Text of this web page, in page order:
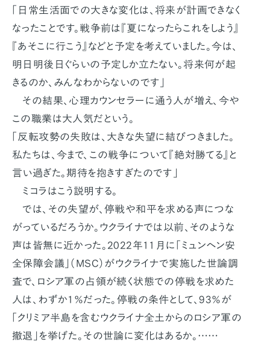
「日常生活面での大きな変化は、将来が計画できなく
なったことです。戦争前は『夏になったらこれをしよう』
『あそこに行こう』などと予定を考えていました。今は、
明日明後日ぐらいの予定しか立たない。将来何が起
きるのか、みんなわからないのです」
その結果、心理カウンセラーに通う人が増え、今や
この職業は大人気だという。
「反転攻勢の失敗は、大きな失望に結びつきました。
私たちは、今まで、この戦争について『絶対勝てる』と
言い過ぎた。期待を抱きすぎたのです」
ミコラはこう説明する。
では、その失望が、停戦や和平を求める声につな
がっているだろうか。ウクライナでは以前、そのような
声は皆無に近かった。2022年11月に「ミュンヘン安
全保障会議」（MSC）がウクライナで実施した世論調
査で、ロシア軍の占領が続く状態での停戦を求めた
人は、わずか1％だった。停戦の条件として、93％が
「クリミア半島を含むウクライナ全土からのロシア軍の
撤退」を挙げた。その世論に変化はあるか。……